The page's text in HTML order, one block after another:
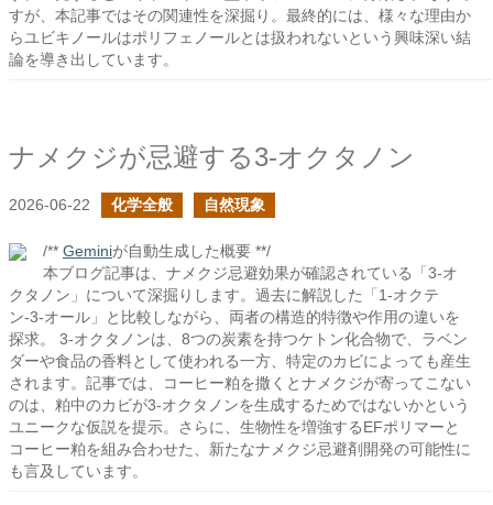
すが、本記事ではその関連性を深掘り。最終的には、様々な理由か
らユビキノールはポリフェノールとは扱われないという興味深い結
論を導き出しています。
ナメクジが忌避する3-オクタノン
2026-06-22 化学全般 自然現象
/** Geminiが自動生成した概要 **/
本ブログ記事は、ナメクジ忌避効果が確認されている「3-オ
クタノン」について深掘りします。過去に解説した「1-オクテ
ン-3-オール」と比較しながら、両者の構造的特徴や作用の違いを
探求。 3-オクタノンは、8つの炭素を持つケトン化合物で、ラベン
ダーや食品の香料として使われる一方、特定のカビによっても産生
されます。記事では、コーヒー粕を撒くとナメクジが寄ってこない
のは、粕中のカビが3-オクタノンを生成するためではないかという
ユニークな仮説を提示。さらに、生物性を増強するEFポリマーと
コーヒー粕を組み合わせた、新たなナメクジ忌避剤開発の可能性に
も言及しています。